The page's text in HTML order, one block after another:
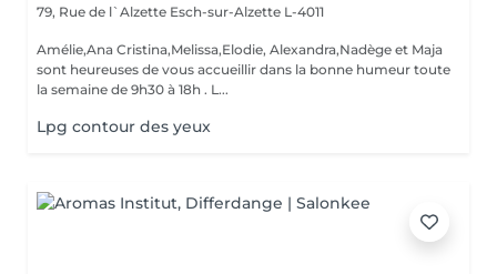
79, Rue de l`Alzette Esch-sur-Alzette L-4011
Amélie,Ana Cristina,Melissa,Elodie, Alexandra,Nadège et Maja
sont heureuses de vous accueillir dans la bonne humeur toute
la semaine de 9h30 à 18h . L...
Lpg contour des yeux